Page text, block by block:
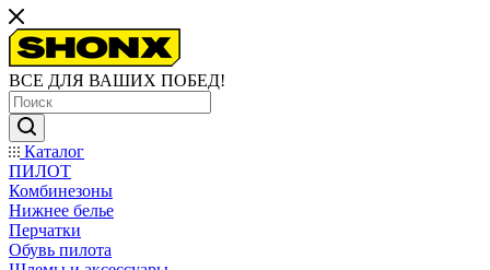
ВСЕ ДЛЯ ВАШИХ ПОБЕД!
Каталог
ПИЛОТ
Комбинезоны
Нижнее белье
Перчатки
Обувь пилота